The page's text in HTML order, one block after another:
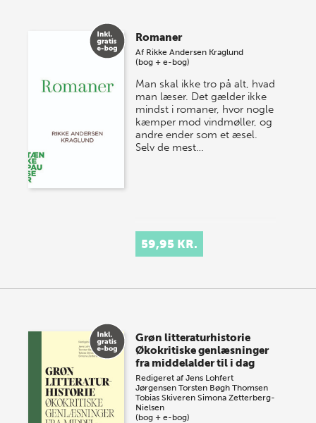
store sommer-lagersalg, så sæt kryds i kalenderen
onsdag den 10. j…
Romaner
Af Rikke Andersen Kraglund
(bog + e-bog)
Man skal ikke tro på alt, hvad
man læser. Det gælder ikke
mindst i romaner, hvor nogle
kæmper mod vindmøller, og
andre ender som et æsel.
Selv de mest…
59,95 KR.
Grøn litteraturhistorie
Økokritiske genlæsninger
fra middelalder til i dag
Redigeret afJens Lohfert
Jørgensen Torsten Bøgh Thomsen
Tobias Skiveren Simona Zetterberg-
Nielsen
(bog + e-bog)